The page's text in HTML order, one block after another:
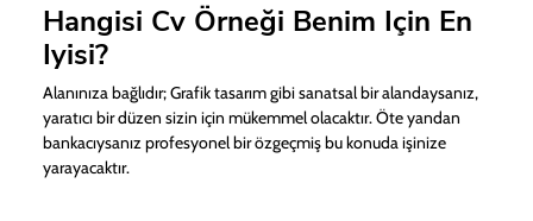
Hangisi Cv Örneği Benim Için En
Iyisi?
Alanınıza bağlıdır; Grafik tasarım gibi sanatsal bir alandaysanız,
yaratıcı bir düzen sizin için mükemmel olacaktır. Öte yandan
bankacıysanız profesyonel bir özgeçmiş bu konuda işinize
yarayacaktır.